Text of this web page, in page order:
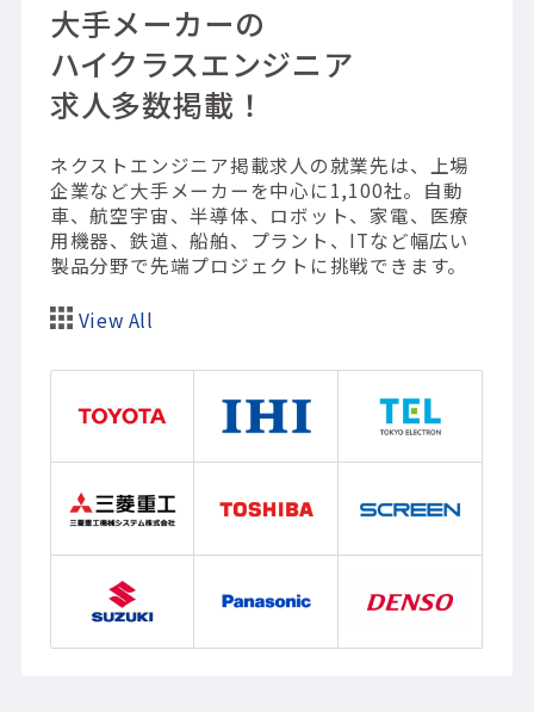
大手メーカーの
ハイクラスエンジニア
求人多数掲載！
ネクストエンジニア掲載求人の就業先は、上場
企業など大手メーカーを中心に1,100社。 自動
車、航空宇宙、半導体、ロボット、家電、医療
用機器、鉄道、船舶、プラント、ITなど幅広い
製品分野で先端プロジェクトに挑戦できます。
View All